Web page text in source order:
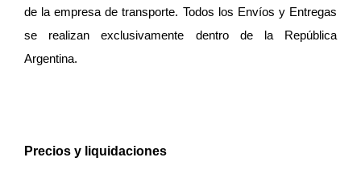
de la empresa de transporte. Todos los Envíos y Entregas
se realizan exclusivamente dentro de la República
Argentina.
Precios y liquidaciones